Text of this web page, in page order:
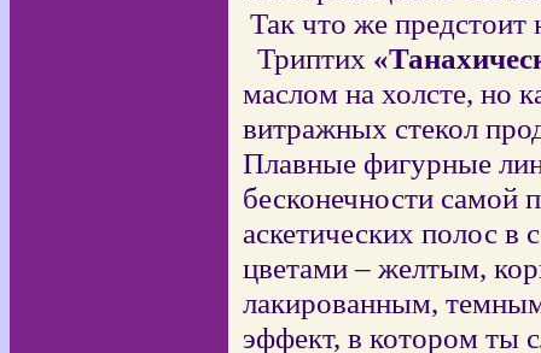
Так что же предстоит
Триптих
маслом на холсте, но
витражных стекол
Плавные фигурные
бесконечности самой
аскетических полос в
цветами – желтым,
лакированным,
эффект, в котором ты